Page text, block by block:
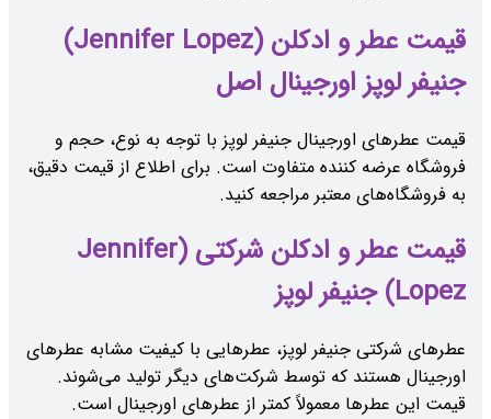
قیمت عطر و ادکلن (Jennifer Lopez)
جنیفر لوپز اورجینال اصل
قیمت عطرهای اورجینال جنیفر لوپز با توجه به نوع، حجم و
فروشگاه عرضه کننده متفاوت است. برای اطلاع از قیمت دقیق،
به فروشگاه‌های معتبر مراجعه کنید.
قیمت عطر و ادکلن شرکتی (Jennifer
Lopez) جنیفر لوپز
عطرهای شرکتی جنیفر لوپز، عطرهایی با کیفیت مشابه عطرهای
اورجینال هستند که توسط شرکت‌های دیگر تولید می‌شوند.
قیمت این عطرها معمولاً کمتر از عطرهای اورجینال است.